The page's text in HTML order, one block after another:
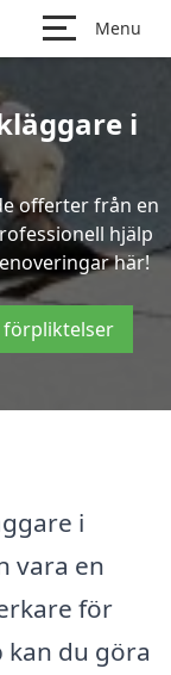
Menu
i
offerter från en
hjälp
här!
förpliktelser
i
vara en
för
du göra